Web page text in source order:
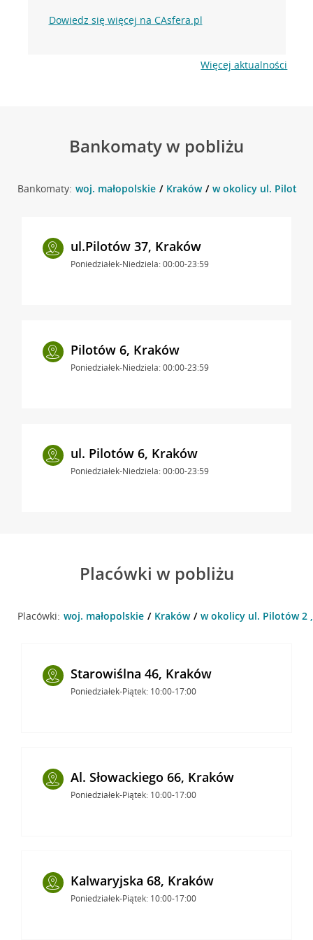
Dowiedz się więcej na CAsfera.pl
Więcej aktualności
Bankomaty w pobliżu
Bankomaty: woj. małopolskie Kraków w okolicy ul. Pilotów
ul.Pilotów 37, Kraków
Poniedziałek-Niedziela: 00:00-23:59
Pilotów 6, Kraków
Poniedziałek-Niedziela: 00:00-23:59
ul. Pilotów 6, Kraków
Poniedziałek-Niedziela: 00:00-23:59
Placówki w pobliżu
Placówki: woj. małopolskie Kraków w okolicy ul. Pilotów 2
Starowiślna 46, Kraków
Poniedziałek-Piątek: 10:00-17:00
Al. Słowackiego 66, Kraków
Poniedziałek-Piątek: 10:00-17:00
Kalwaryjska 68, Kraków
Poniedziałek-Piątek: 10:00-17:00